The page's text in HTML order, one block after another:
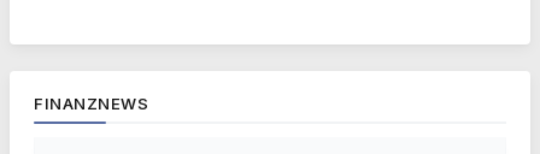
FINANZNEWS